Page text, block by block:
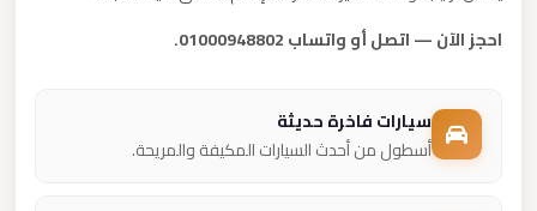
احجز الآن — اتصل أو واتساب 01000948802.
سيارات فاخرة حديثة
أسطول من أحدث السيارات المكيفة والمريحة.